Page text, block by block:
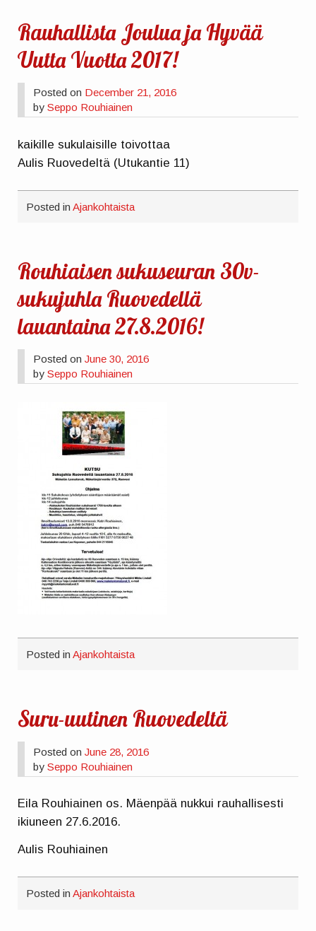
Rauhallista Joulua ja Hyvää
Uutta Vuotta 2017!
Posted on December 21, 2016
bySeppo Rouhiainen
kaikille sukulaisille toivottaa
Aulis Ruovedeltä (Utukantie 11)
Posted inAjankohtaista
Rouhiaisen sukuseuran 30v-
sukujuhla Ruovedellä
lauantaina 27.8.2016!
Posted onJune 30, 2016
bySeppo Rouhiainen
Posted inAjankohtaista
Suru-uutinen Ruovedeltä
Posted onJune 28, 2016
bySeppo Rouhiainen
Eila Rouhiainen os. Mäenpää nukkui rauhallisesti
ikiuneen 27.6.2016.
Aulis Rouhiainen
Posted inAjankohtaista